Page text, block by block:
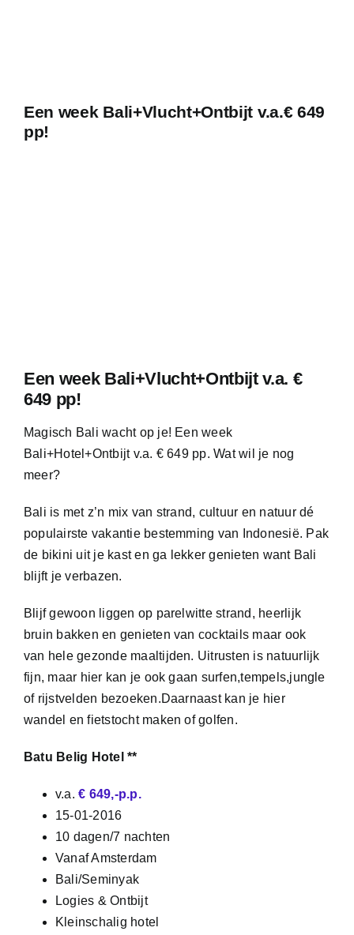
Een week Bali+Vlucht+Ontbijt v.a.€ 649
pp!
Een week Bali+Vlucht+Ontbijt v.a. €
649 pp!
Magisch Bali wacht op je! Een week
Bali+Hotel+Ontbijt v.a. € 649 pp. Wat wil je nog
meer?
Bali is met z’n mix van strand, cultuur en natuur dé
populairste vakantie bestemming van Indonesië. Pak
de bikini uit je kast en ga lekker genieten want Bali
blijft je verbazen.
Blijf gewoon liggen op parelwitte strand, heerlijk
bruin bakken en genieten van cocktails maar ook
van hele gezonde maaltijden. Uitrusten is natuurlijk
fijn, maar hier kan je ook gaan surfen,tempels,jungle
of rijstvelden bezoeken.Daarnaast kan je hier
wandel en fietstocht maken of golfen.
Batu Belig Hotel **
v.a.€ 649,-p.p.
15-01-2016
10 dagen/7 nachten
Vanaf Amsterdam
Bali/Seminyak
Logies & Ontbijt
Kleinschalig hotel